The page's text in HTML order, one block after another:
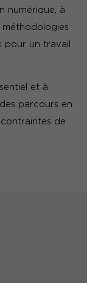
numérique, à
méthodologies
pour un travail
et à
parcours en
de